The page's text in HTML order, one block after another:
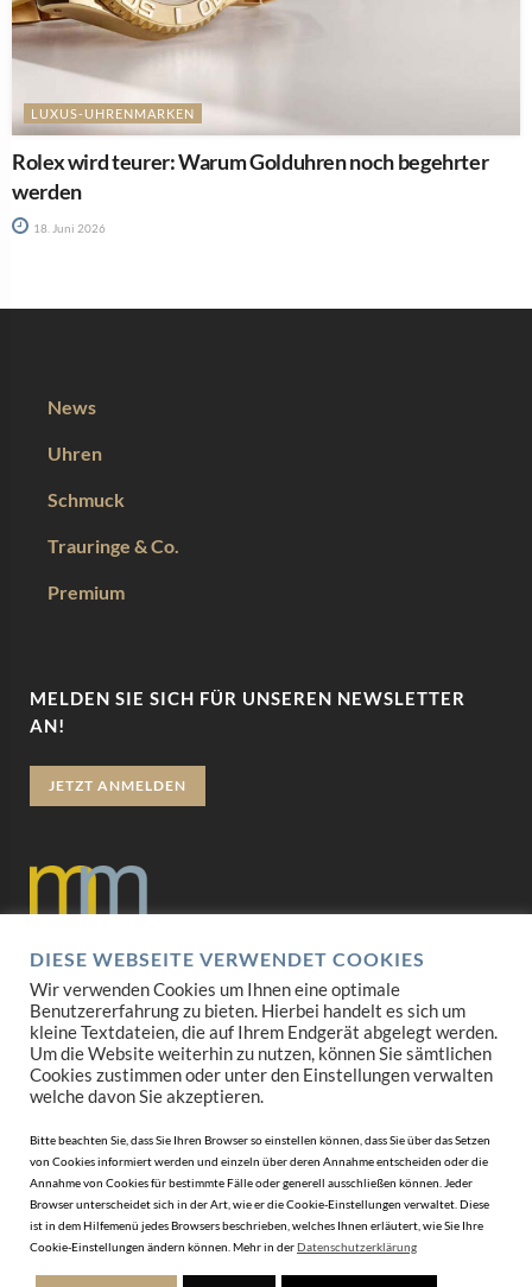
LUXUS-UHRENMARKEN
Rolex wird teurer: Warum Golduhren noch begehrter
werden
18. Juni 2026
News
Uhren
Schmuck
Trauringe & Co.
Premium
MELDEN SIE SICH FÜR UNSEREN NEWSLETTER
AN!
JETZT ANMELDEN
Datenschutz
Impressum
AGB
DIESE WEBSEITE VERWENDET COOKIES
Wir verwenden Cookies um Ihnen eine optimale
Benutzererfahrung zu bieten. Hierbei handelt es sich um
kleine Textdateien, die auf Ihrem Endgerät abgelegt werden.
Um die Website weiterhin zu nutzen, können Sie sämtlichen
Cookies zustimmen oder unter den Einstellungen verwalten
welche davon Sie akzeptieren.
Bitte beachten Sie, dass Sie Ihren Browser so einstellen können, dass Sie über das Setzen
von Cookies informiert werden und einzeln über deren Annahme entscheiden oder die
Annahme von Cookies für bestimmte Fälle oder generell ausschließen können. Jeder
Browser unterscheidet sich in der Art, wie er die Cookie-Einstellungen verwaltet. Diese
ist in dem Hilfemenü jedes Browsers beschrieben, welches Ihnen erläutert, wie Sie Ihre
Cookie-Einstellungen ändern können. Mehr in derDatenschutzerklärung